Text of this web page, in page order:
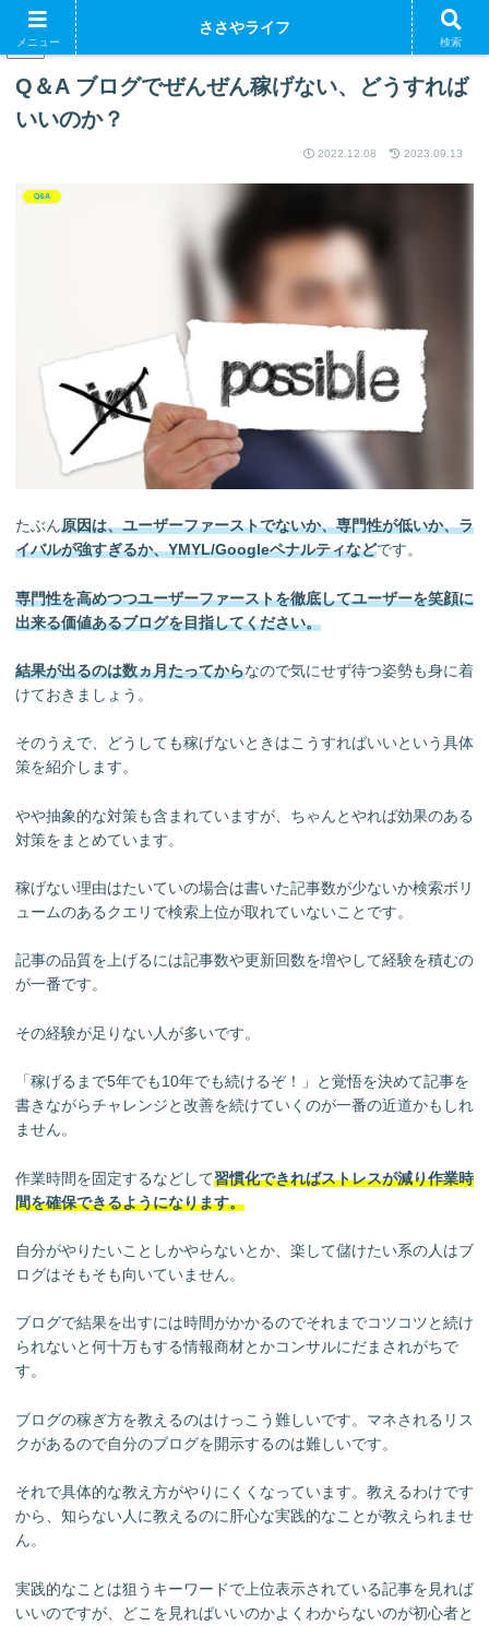
PR
Q＆A ブログでぜんぜん稼げない、どうすれば
いいのか？
2022.12.08 2023.09.13
Q&A
たぶん原因は、ユーザーファーストでないか、専門性が低いか、ラ
イバルが強すぎるか、YMYL/Googleペナルティなどです。
専門性を高めつつユーザーファーストを徹底してユーザーを笑顔に
出来る価値あるブログを目指してください。
結果が出るのは数ヵ月たってからなので気にせず待つ姿勢も身に着
けておきましょう。
そのうえで、どうしても稼げないときはこうすればいいという具体
策を紹介します。
やや抽象的な対策も含まれていますが、ちゃんとやれば効果のある
対策をまとめています。
稼げない理由はたいていの場合は書いた記事数が少ないか検索ボリ
ュームのあるクエリで検索上位が取れていないことです。
記事の品質を上げるには記事数や更新回数を増やして経験を積むの
が一番です。
その経験が足りない人が多いです。
「稼げるまで5年でも10年でも続けるぞ！」と覚悟を決めて記事を
書きながらチャレンジと改善を続けていくのが一番の近道かもしれ
ません。
作業時間を固定するなどして習慣化できればストレスが減り作業時
間を確保できるようになります。
自分がやりたいことしかやらないとか、楽して儲けたい系の人はブ
ログはそもそも向いていません。
ブログで結果を出すには時間がかかるのでそれまでコツコツと続け
られないと何十万もする情報商材とかコンサルにだまされがちで
す。
ブログの稼ぎ方を教えるのはけっこう難しいです。マネされるリス
クがあるので自分のブログを開示するのは難しいです。
それで具体的な教え方がやりにくくなっています。教えるわけです
から、知らない人に教えるのに肝心な実践的なことが教えられませ
ん。
実践的なことは狙うキーワードで上位表示されている記事を見れば
いいのですが、どこを見ればいいのかよくわからないのが初心者と
メニュー
ささやライフ
検索